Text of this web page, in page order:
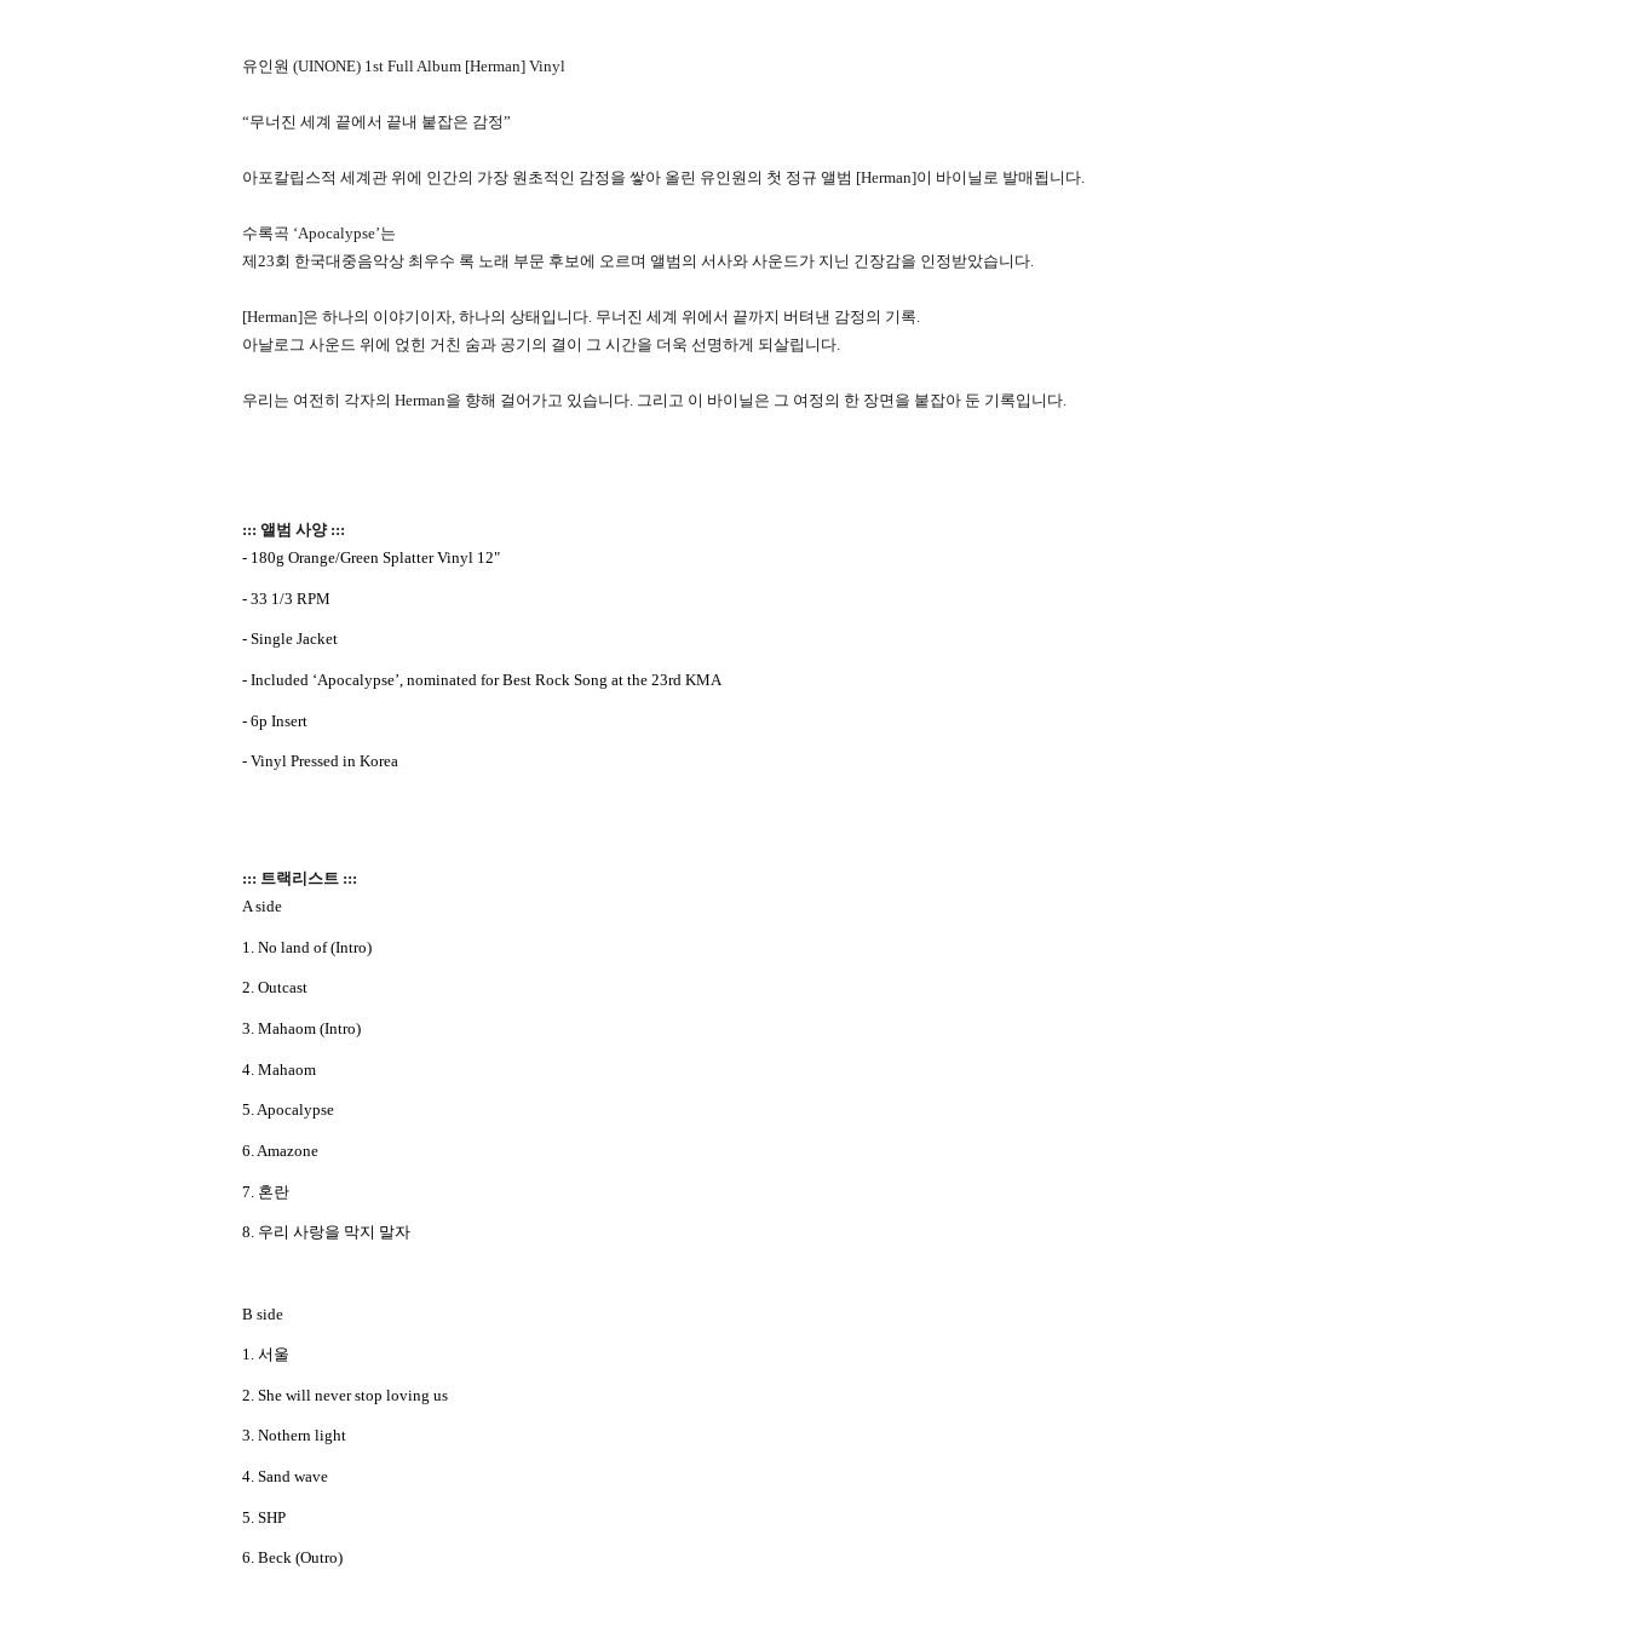
유인원 (UINONE) 1st Full Album [Herman] Vinyl
“무너진 세계 끝에서 끝내 붙잡은 감정”
아포칼립스적 세계관 위에 인간의 가장 원초적인 감정을 쌓아 올린 유인원의 첫 정규 앨범 [Herman]이 바이닐로 발매됩니다.
수록곡 ‘Apocalypse’는
제23회 한국대중음악상 최우수 록 노래 부문 후보에 오르며 앨범의 서사와 사운드가 지닌 긴장감을 인정받았습니다.
[Herman]은 하나의 이야기이자, 하나의 상태입니다. 무너진 세계 위에서 끝까지 버텨낸 감정의 기록.
아날로그 사운드 위에 얹힌 거친 숨과 공기의 결이 그 시간을 더욱 선명하게 되살립니다.
우리는 여전히 각자의 Herman을 향해 걸어가고 있습니다. 그리고 이 바이닐은 그 여정의 한 장면을 붙잡아 둔 기록입니다.
::: 앨범 사양 :::
- 180g Orange/Green Splatter Vinyl 12"
- 33 1/3 RPM
- Single Jacket
- Included ‘Apocalypse’, nominated for Best Rock Song at the 23rd KMA
- 6p Insert
- Vinyl Pressed in Korea
::: 트랙리스트 :::
A side
1. No land of (Intro)
2. Outcast
3. Mahaom (Intro)
4. Mahaom
5. Apocalypse
6. Amazone
7. 혼란
8. 우리 사랑을 막지 말자
B side
1. 서울
2. She will never stop loving us
3. Nothern light
4. Sand wave
5. SHP
6. Beck (Outro)